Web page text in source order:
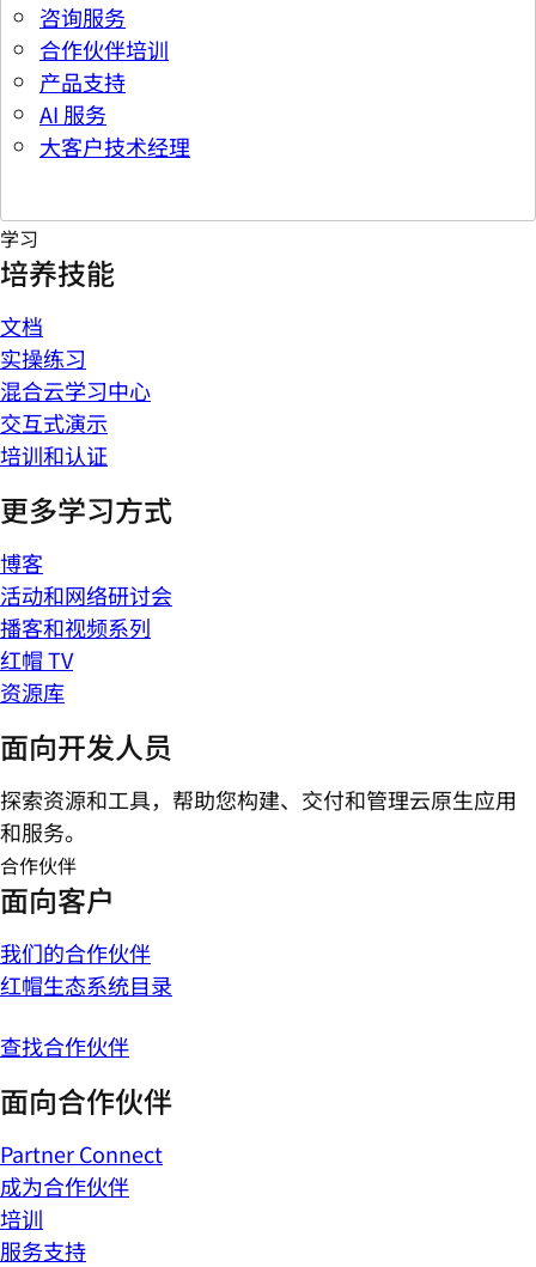
咨询服务
合作伙伴培训
产品支持
AI 服务
大客户技术经理
学习
培养技能
文档
实操练习
混合云学习中心
交互式演示
培训和认证
更多学习方式
博客
活动和网络研讨会
播客和视频系列
红帽 TV
资源库
面向开发人员
探索资源和工具，帮助您构建、交付和管理云原生应用
和服务。
合作伙伴
面向客户
我们的合作伙伴
红帽生态系统目录
查找合作伙伴
面向合作伙伴
Partner Connect
成为合作伙伴
培训
服务支持